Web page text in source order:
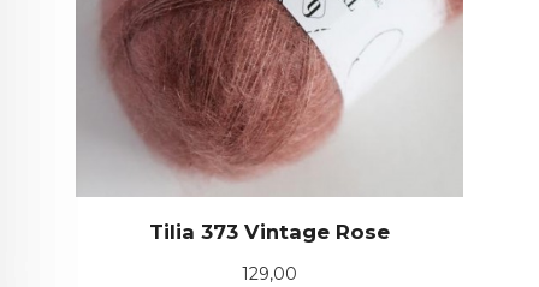
Tilia 373 Vintage Rose
Pris
129,00